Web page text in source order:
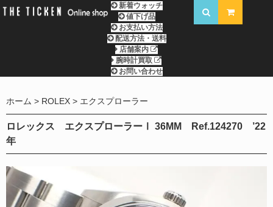
新着ウォッチ
値下げ品
お支払い方法
配送方法・送料
店舗案内
腕時計買取
お問い合わせ
ホーム ROLEX エクスプローラー
ロレックス エクスプローラーⅠ 36MM Ref.124270 ’22
年